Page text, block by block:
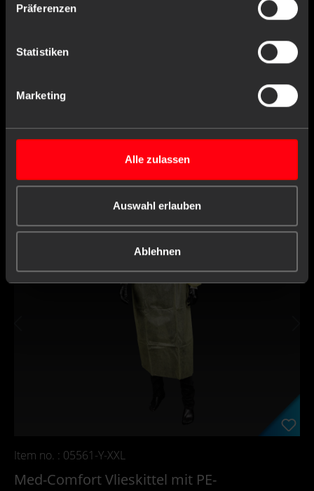
Präferenzen
Statistiken
Marketing
Alle zulassen
Auswahl erlauben
Ablehnen
Item no. : 09050
Similar products
Item no. : 05561-Y-XXL
Med-Comfort Vlieskittel mit PE-